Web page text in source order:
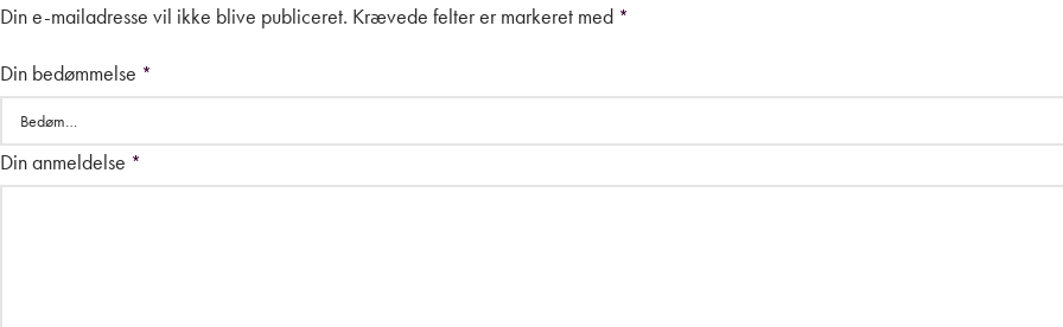
Din e-mailadresse vil ikke blive publiceret. Krævede felter er markeret med *
Din bedømmelse *
Din anmeldelse *